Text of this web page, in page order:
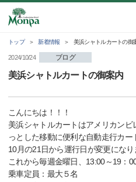
トップ 新着情報 美浜シャトルカートの御
2024/10/24 ブログ
美浜シャトルカートの御案内
こんにちは！！！
美浜シャトルカートはアメリカン
っとした移動に便利な自動走行カー
10月の21日から運行日が変更になり
これから毎週金曜日、13:00～19：
乗車定員：最大５名